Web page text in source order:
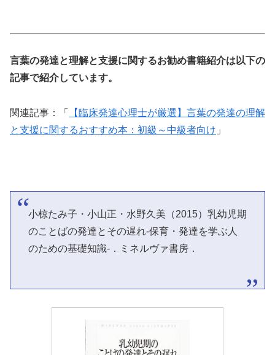
言葉の発達と理解と支援に関するお勧め書籍紹介は以下の
記事で紹介しています。
関連記事：「
【臨床発達心理士が厳選】言葉の発達の理解
と支援に関するおすすめ本：初級～中級者向け 」
小椋たみ子・小山正・水野久美（2015）乳幼児期
のことばの発達とその遅れ-保育・発達を学ぶ人
のための基礎知識-．ミネルヴァ書房．